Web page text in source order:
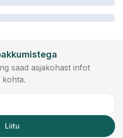
saad asjakohast infot
kohta.
Liitu